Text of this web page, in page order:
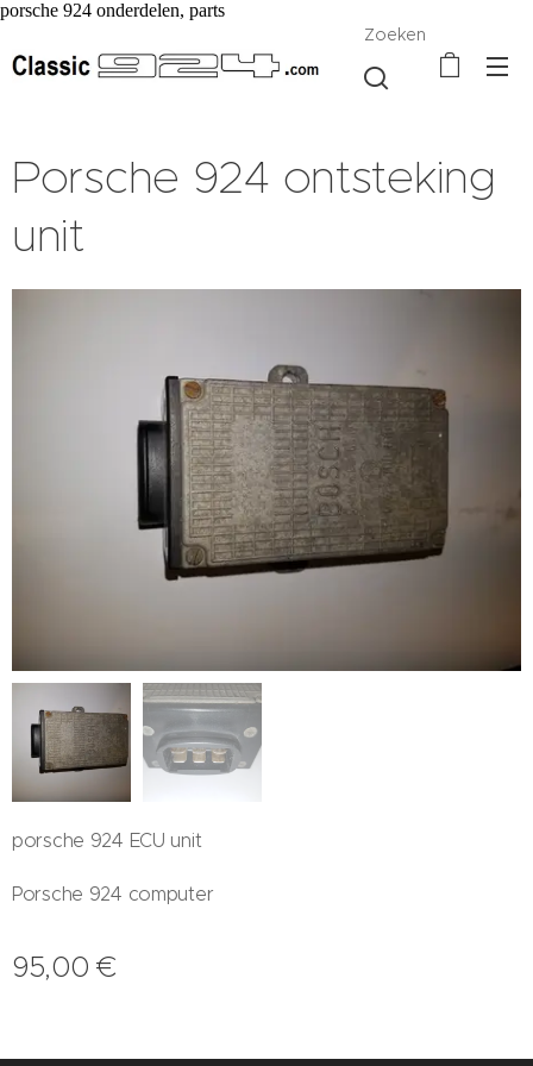
porsche 924 onderdelen, parts
Zoeken
Porsche 924 ontsteking
unit
porsche 924 ECU unit
Porsche 924 computer
95,00 €